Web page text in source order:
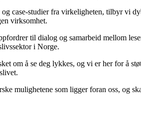
case-studier fra virkeligheten, tilbyr vi
virksomhet.
til dialog og samarbeid mellom
i Norge.
om å se deg lykkes, og vi er her for å
mulighetene som ligger foran oss, og